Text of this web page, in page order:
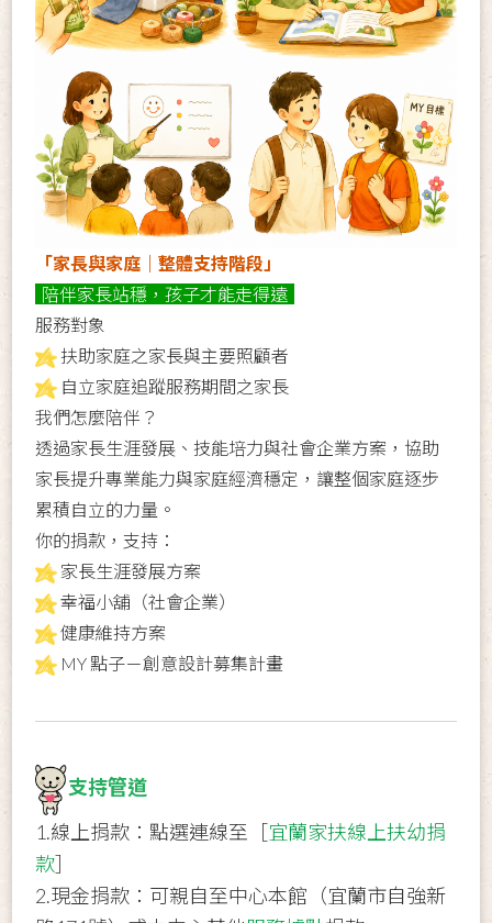
「家長與家庭｜整體支持階段」
陪伴家長站穩，孩子才能走得遠
服務對象
扶助家庭之家長與主要照顧者
自立家庭追蹤服務期間之家長
我們怎麼陪伴？
透過家長生涯發展、技能培力與社會企業方案，協助
家長提升專業能力與家庭經濟穩定，讓整個家庭逐步
累積自立的力量。
你的捐款，支持：
家長生涯發展方案
幸福小舖（社會企業）
健康維持方案
MY 點子－創意設計募集計畫
支持管道
1.線上捐款：點選連線至［宜蘭家扶線上扶幼捐
款］
2.現金捐款：可親自至中心本館（宜蘭市自強新